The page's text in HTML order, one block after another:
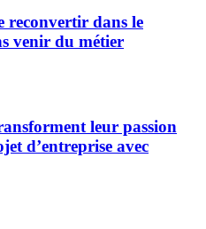
reconvertir dans le
venir du métier
leur passion
d’entreprise avec